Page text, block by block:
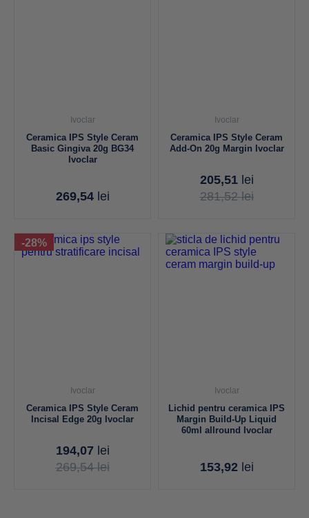
Ivoclar
Ceramica IPS Style Ceram
Basic Gingiva 20g BG34
Ivoclar
269,54 lei
Ivoclar
Ceramica IPS Style Ceram
Add-On 20g Margin Ivoclar
205,51 lei
281,52lei
-28%
Ivoclar
Ceramica IPS Style Ceram
Incisal Edge 20g Ivoclar
194,07 lei
269,54lei
Ivoclar
Lichid pentru ceramica IPS
Margin Build-Up Liquid
60ml allround Ivoclar
153,92 lei